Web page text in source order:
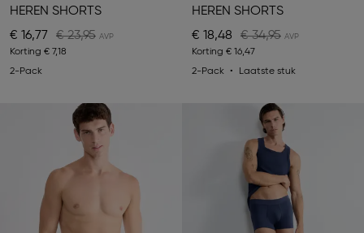
HEREN SHORTS
€ 16,77
€ 23,95
Korting € 7,18
2-Pack
HEREN SHORTS
€ 18,48
€ 34,95
Korting € 16,47
2-Pack
Laatste stuk